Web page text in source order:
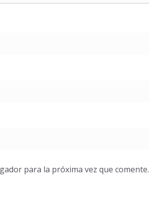
para la próxima vez que comente.